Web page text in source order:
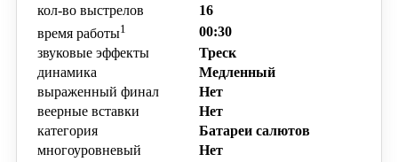
кол-во выстрелов
16
время работы1
00:30
звуковые эффекты
Треск
динамика
Медленный
выраженный финал
Нет
веерные вставки
Нет
категория
Батареи салютов
многоуровневый
Нет